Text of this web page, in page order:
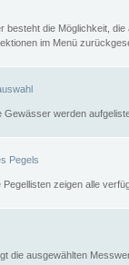
besteht die Möglichkeit,
im Menü
Gewässer werden
Pegels
Pegellisten zeigen alle
die ausgewählten